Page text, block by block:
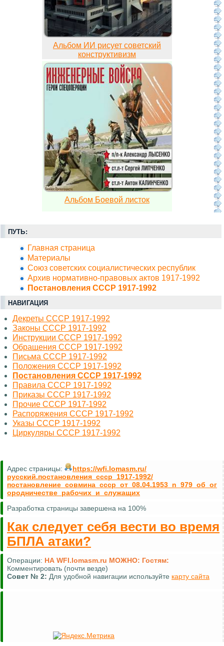
Альбом ИИ рисует советский
конструктивизм
Альбом Боевой листок
ПУТЬ:
Главная страница
Материалы
Союз советских социалистических республик
Архив нормативно-правовых актов 1917-1992
Постановления СССР 1917-1992
НАВИГАЦИЯ
Декреты СССР 1917-1992
Законы СССР 1917-1992
Инструкции СССР 1917-1992
Обращения СССР 1917-1992
Письма СССР 1917-1992
Положения СССР 1917-1992
Постановления СССР 1917-1992
Правила СССР 1917-1992
Приказы СССР 1917-1992
Прочие СССР 1917-1992
Распоряжения СССР 1917-1992
Указы СССР 1917-1992
Циркуляры СССР 1917-1992
Адрес страницы:
https://wfi.lomasm.ru/
русский.постановления_ссср_1917-1992/
постановление_совмина_ссср_от_08.04.1953_n_979_об_ог
ородничестве_рабочих_и_служащих
Разработка страницы завершена на 100%
Как следует себя вести во время
БПЛА атаки?
Операции: НА WFI.lomasm.ru МОЖНО: Гостям:
Комментировать (почти везде)
Совет № 2: Для удобной навигации используйте карту сайта